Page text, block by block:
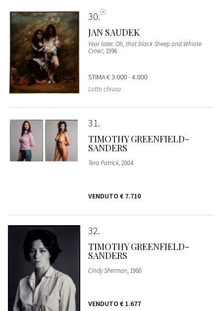
30
JAN SAUDEK
Year later. Oh, that black Sheep and Whiote
Crow!, 1996
STIMA€ 3.000 - 4.000
Lotto chiuso
31
TIMOTHY GREENFIELD-
SANDERS
Tera Patrick, 2004
VENDUTO € 7.710
32
TIMOTHY GREENFIELD-
SANDERS
Cindy Sherman, 1980
VENDUTO € 1.677